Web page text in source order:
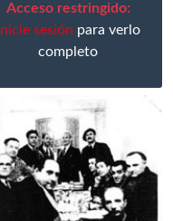
Acceso restringido:
Inicie sesión para verlo
completo